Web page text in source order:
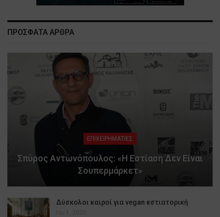
ΠΡΟΣΦΑΤΑ ΑΡΘΡΑ
ΕΠΙΧΕΙΡΗΜΑΤΙΕΣ
Σπύρος Αντωνόπουλος: «Η Εστίαση Δεν Είναι
Σουπερμάρκετ»
Δύσκολοι καιροί για vegan εστιατορική
Ιαν 1, 2026